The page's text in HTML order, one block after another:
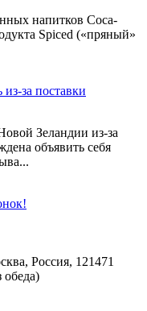
напитков Coca-
Spiced («пряный»
за поставки
Зеландии из-за
объявить себя
Россия, 121471
обеда)